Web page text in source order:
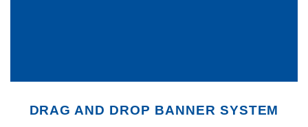
DRAG AND DROP BANNER SYSTEM